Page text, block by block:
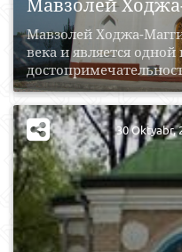
Мавзолей
Мавзолей Ходжа-
века и является
30 Oktyabr,